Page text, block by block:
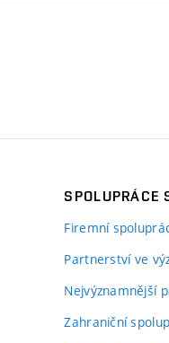
SPOLUPRÁCE
Firemní
Partnerství ve
Nejvýznamnější
Zahraniční